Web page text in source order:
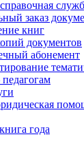
заказ
книг
документов
абонемент
года